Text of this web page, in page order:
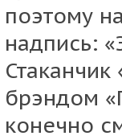
поэтому
надпись:
брэндом
конечно